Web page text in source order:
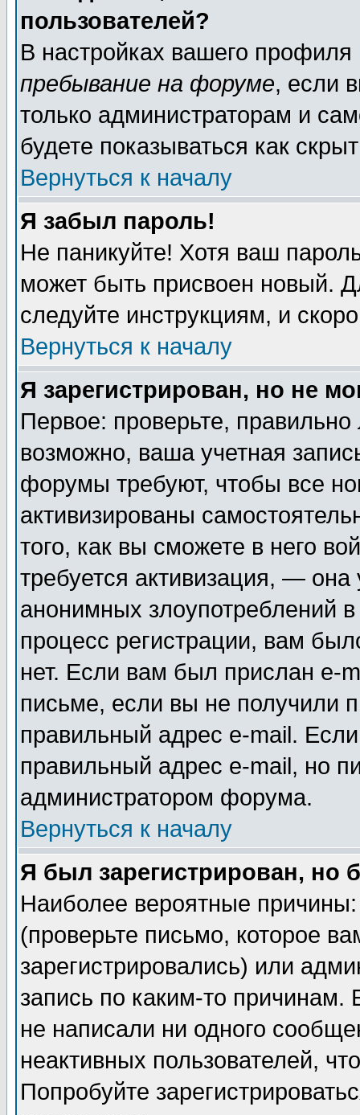
пользователей?
В настройках вашего
пребывание на форуме, если
только администраторам и
будете показываться как
Вернуться к началу
Я забыл пароль!
Не паникуйте! Хотя ваш
может быть присвоен новый.
следуйте инструкциям, и
Вернуться к началу
Я зарегистрирован, но не
Первое: проверьте,
возможно, ваша учетная
форумы требуют, чтобы все
активизированы
того, как вы сможете в него
требуется активизация, —
анонимных злоупотреблений
процесс регистрации, вам
нет. Если вам был прислан e-
письме, если вы не получили
правильный адрес e-mail.
правильный адрес e-mail, но
администратором форума.
Вернуться к началу
Я был зарегистрирован, но
Наиболее вероятные
(проверьте письмо, которое
зарегистрировались) или
запись по каким-то
не написали ни одного
неактивных пользователей,
Попробуйте